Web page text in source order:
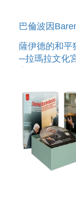
巴倫波因
薩伊德的和平
─拉瑪拉文化
THE
THE
CONCERT